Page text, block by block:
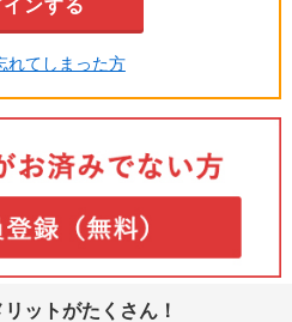
れてしまった方
ットがたくさん！